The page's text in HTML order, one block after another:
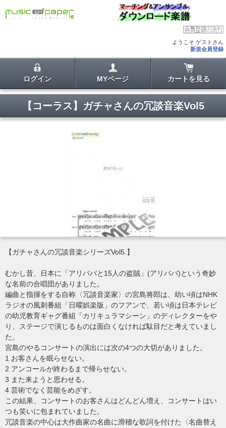
ようこそ ゲストさん
新規会員登録
ログイン MYページ カートを見る
【コーラス】ガチャさんの冗談音楽Vol5
【ガチャさんの冗談音楽シリーズVol5.】
むかし昔、日本に「アリババと15人の盗賊」(アリババ)という奇妙
な名前の合唱団がありました。
編曲と指揮をする自称〈冗談音楽家〉の宮島将郎は、幼い頃はNHK
ラジオの風刺番組「日曜娯楽版」のフアンで、若い頃は日本テレビ
の幼児教育ギャグ番組「カリキュラマシーン」のディレクターをや
り、ステージで演じるものは面白くなければ駄目だと考えていまし
た。
宮島のやるコンサートの演出には次の4つの大切がありました。
1 お客さんを眠らせない。
2 アンコールが終わるまで帰らせない。
3 また来ようと思わせる。
4 芸術でなく芸能をめざす。
この結果、コンサートのお客さんはどんどん増え、コンサートはい
つも笑いに包まれていました。
冗談音楽の中心は大作曲家の名曲に滑稽な歌詞を付けた〈名曲替え